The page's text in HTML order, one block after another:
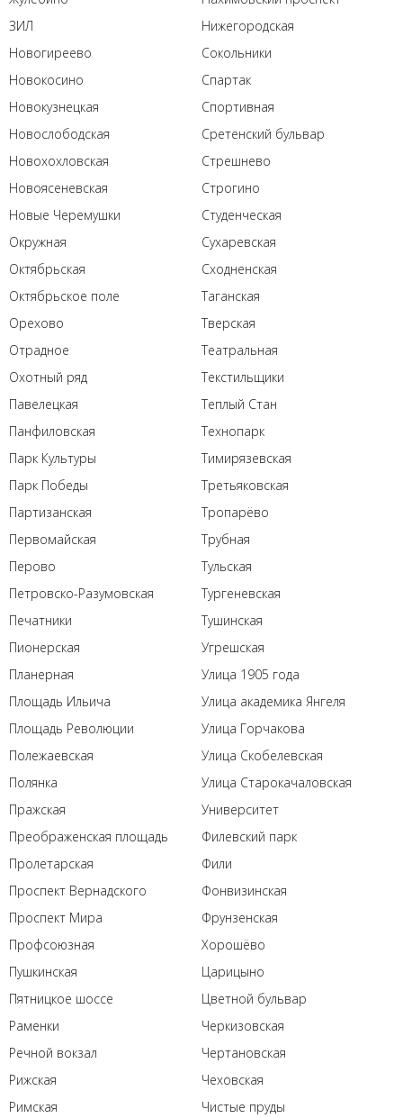
ЗИЛ
Нижегородская
Новогиреево
Новокосино
Новокузнецкая
Новослободская
Новохохловская
Новоясеневская
Новые Черемушки
Окружная
Октябрьская
Октябрьское поле
Орехово
Отрадное
Охотный ряд
Павелецкая
Панфиловская
Парк Культуры
Парк Победы
Партизанская
Первомайская
Перово
Петровско-Разумовская
Печатники
Пионерская
Планерная
Площадь Ильича
Площадь Революции
Полежаевская
Полянка
Пражская
Преображенская площадь
Пролетарская
Проспект Вернадского
Проспект Мира
Профсоюзная
Пушкинская
Пятницкое шоссе
Раменки
Речной вокзал
Рижская
Римская
Сокольники
Спартак
Спортивная
Сретенский бульвар
Стрешнево
Строгино
Студенческая
Сухаревская
Сходненская
Таганская
Тверская
Театральная
Текстильщики
Теплый Стан
Технопарк
Тимирязевская
Третьяковская
Тропарёво
Трубная
Тульская
Тургеневская
Тушинская
Угрешская
Улица 1905 года
Улица академика Янгеля
Улица Горчакова
Улица Скобелевская
Улица Старокачаловская
Университет
Филевский парк
Фили
Фонвизинская
Фрунзенская
Хорошёво
Царицыно
Цветной бульвар
Черкизовская
Чертановская
Чеховская
Чистые пруды